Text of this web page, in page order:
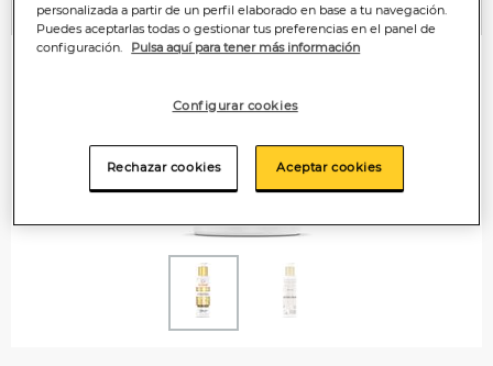
Anterior
personalizada a partir de un perfil elaborado en base a tu navegación.
Puedes aceptarlas todas o gestionar tus preferencias en el panel de
configuración.
Pulsa aquí para tener más información
Configurar cookies
Rechazar cookies Aceptar cookies